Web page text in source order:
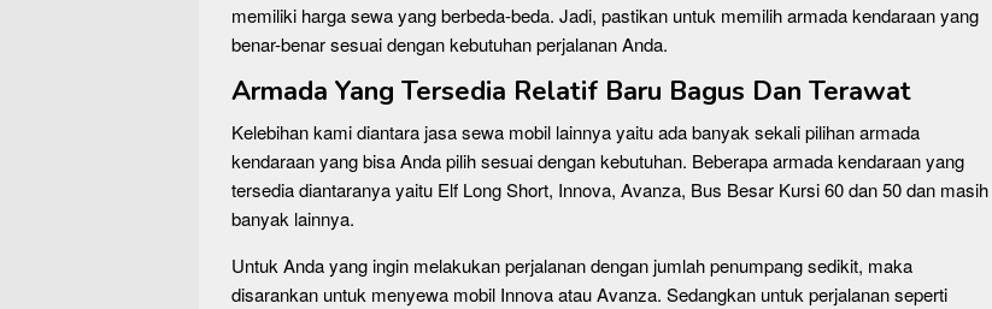
memiliki harga sewa yang berbeda-beda. Jadi, pastikan untuk memilih armada kendaraan yang
benar-benar sesuai dengan kebutuhan perjalanan Anda.
Armada Yang Tersedia Relatif Baru Bagus Dan Terawat
Kelebihan kami diantara jasa sewa mobil lainnya yaitu ada banyak sekali pilihan armada
kendaraan yang bisa Anda pilih sesuai dengan kebutuhan. Beberapa armada kendaraan yang
tersedia diantaranya yaitu Elf Long Short, Innova, Avanza, Bus Besar Kursi 60 dan 50 dan masih
banyak lainnya.
Untuk Anda yang ingin melakukan perjalanan dengan jumlah penumpang sedikit, maka
disarankan untuk menyewa mobil Innova atau Avanza. Sedangkan untuk perjalanan seperti